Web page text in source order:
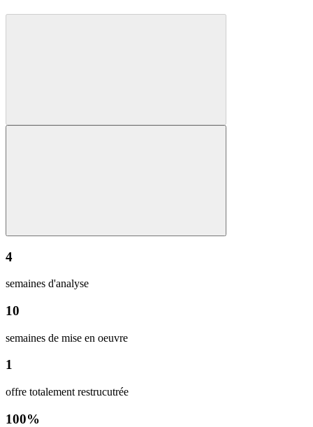
4
semaines d'analyse
10
semaines de mise en oeuvre
1
offre totalement restrucutrée
100%